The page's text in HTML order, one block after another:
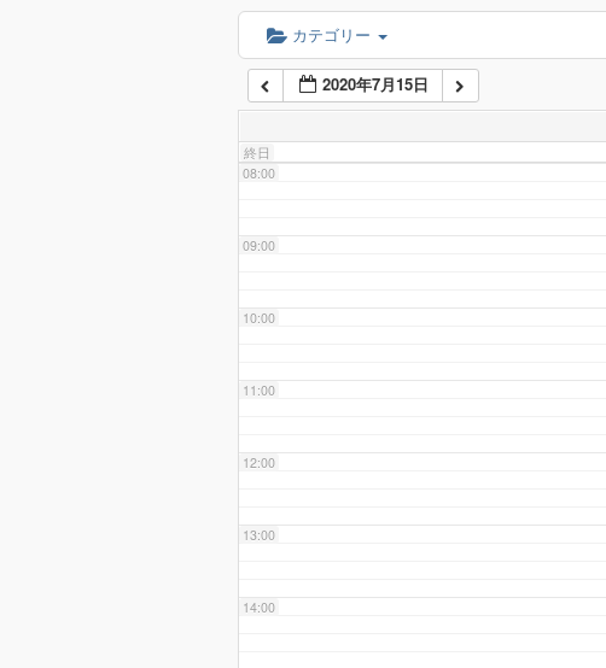
カテゴリー
2020年7月15日
終日
06:00
07:00
08:00
09:00
10:00
11:00
12:00
13:00
14:00